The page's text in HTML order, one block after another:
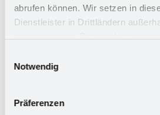
abrufen können. Wir setzen in
Dienstleister in Drittländern
Sicherheits- und
dass Sie hierüber informiert
einlegen können. Mit Ihrer
oben beschriebenen Vorgänge ein.
Notwendig
Präferenzen
Zur richtigen Zeit am richtigen Ort -
Fertigungssteuerer
anschließender Weiterbildung hat
einen Einblick über seine Erfolgsstory